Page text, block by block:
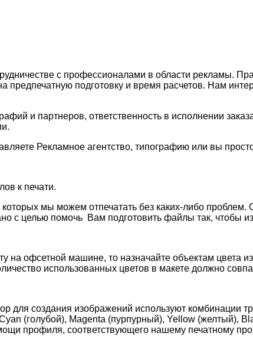
с профессионалами в области рекламы.
подготовку и время расчетов. Нам
и партнеров, ответственность в исполнении
Рекламное агентство, типографию или вы
к печати.
мы можем отпечатать без каких-либо
с целью помочь Вам подготовить файлы так, чтобы
на офсетной машине, то назначайте объектам
использованных цветов в макете должно
создания изображений используют комбинации
(голубой), Magenta (пурпурный), Yellow
профиля, соответствующего нашему печатному